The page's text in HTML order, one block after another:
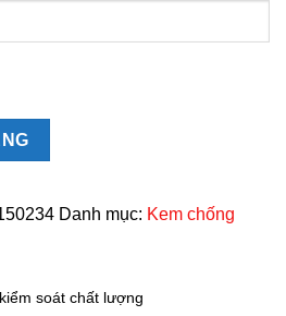
Danh mục: Kem chống
soát chất lượng